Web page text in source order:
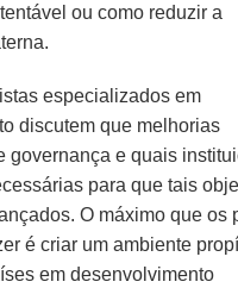
ou como reduzir a
especializados em
discutem que melhorias
governança e quais
para que tais
O máximo que os
é criar um ambiente
em desenvolvimento